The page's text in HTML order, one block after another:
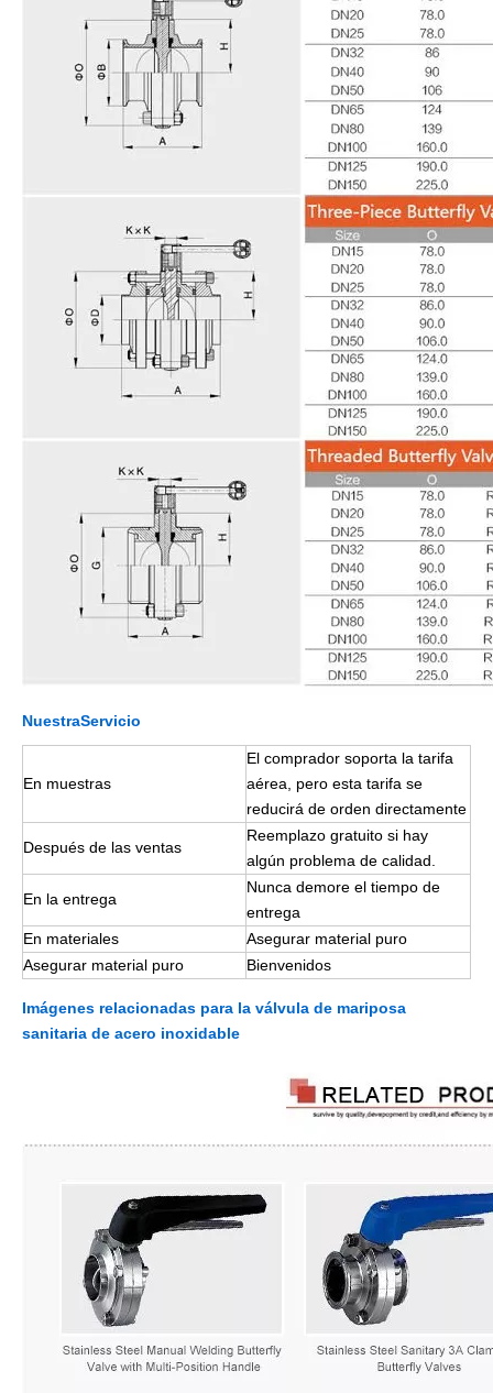
NuestraServicio
En muestras
El comprador soporta la tarifa
aérea, pero esta tarifa se
reducirá de orden directamente
Después de las ventas
Reemplazo gratuito si hay
algún problema de calidad.
En la entrega
Nunca demore el tiempo de
entrega
En materiales
Asegurar material puro
Asegurar material puro
Bienvenidos
Imágenes relacionadas para la válvula de mariposa
sanitaria de acero inoxidable